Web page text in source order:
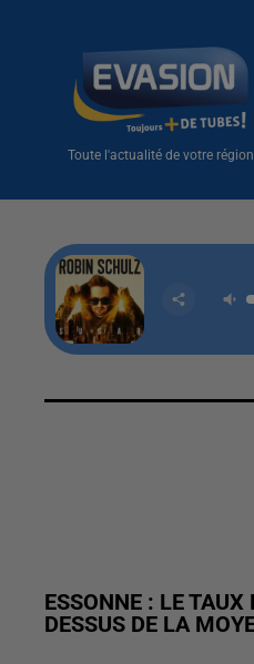
Toute l'actualité de votre région
ESSONNE : LE
DESSUS DE LA